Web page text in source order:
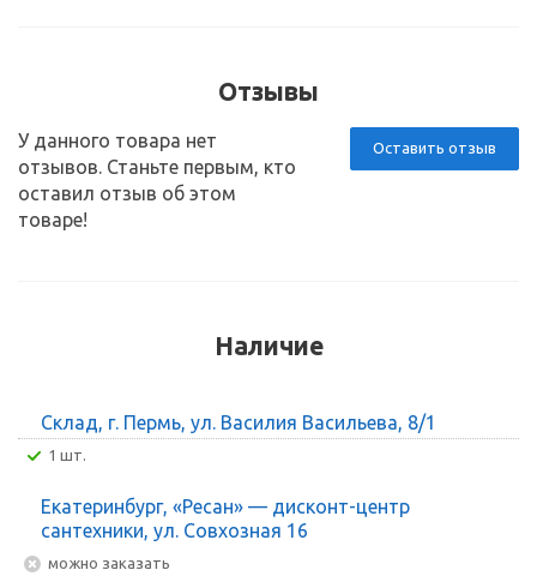
Отзывы
Оставить отзыв
У данного товара нет
отзывов. Станьте первым, кто
оставил отзыв об этом
товаре!
Наличие
Склад, г. Пермь, ул. Василия Васильева, 8/1
1 шт.
Екатеринбург, «Ресан» — дисконт-центр
сантехники, ул. Совхозная 16
Можно заказать